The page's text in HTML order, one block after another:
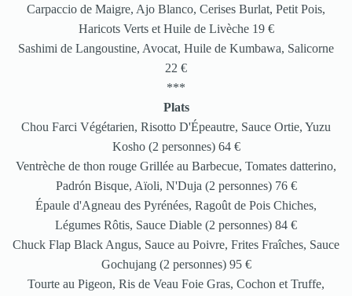
Carpaccio de Maigre, Ajo Blanco, Cerises Burlat, Petit Pois,
Haricots Verts et Huile de Livèche 19 €
Sashimi de Langoustine, Avocat, Huile de Kumbawa, Salicorne
22 €
***
Plats
Chou Farci Végétarien, Risotto D'Épeautre, Sauce Ortie, Yuzu
Kosho (2 personnes) 64 €
Ventrèche de thon rouge Grillée au Barbecue, Tomates datterino,
Padrón Bisque, Aïoli, N'Duja (2 personnes) 76 €
Épaule d'Agneau des Pyrénées, Ragoût de Pois Chiches,
Légumes Rôtis, Sauce Diable (2 personnes) 84 €
Chuck Flap Black Angus, Sauce au Poivre, Frites Fraîches, Sauce
Gochujang (2 personnes) 95 €
Tourte au Pigeon, Ris de Veau Foie Gras, Cochon et Truffe,